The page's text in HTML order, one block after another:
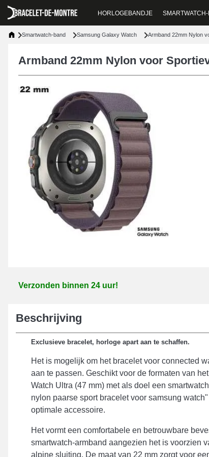
HORLOGEBANDJE
Smartwatch-band Samsung Galaxy Watch Armband 22mm Nylon
Armband 22mm Nylon voor
Verzonden binnen 24 uur!
Beschrijving
Exclusieve bracelet, horloge apart aan te schaffen.
Het is mogelijk om het bracelet voor connected
aan te passen. Geschikt voor de formaten van
Watch Ultra (47 mm) met als doel een
nylon paarse sport bracelet voor samsung
optimale accessoire.
Het vormt een comfortabele en betrouwbare
smartwatch-armband aangezien het is voorzien
alpine sluiting. De maat van 22 mm zorgt voor